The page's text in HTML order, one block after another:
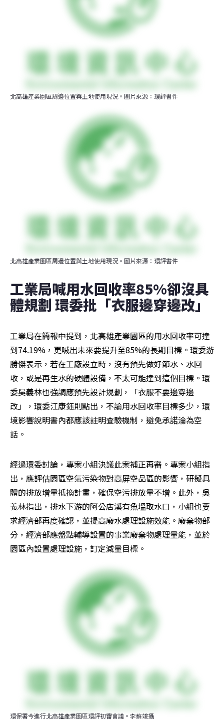
北高雄產業園區周邊位置與土地使用現況。圖片來源：環評書件
北高雄產業園區周邊位置與土地使用現況。圖片來源：環評書件
工業局喊用水回收率85%卻沒具
體規劃 環委批「衣服邊穿邊改」
工業局在簡報中提到，北高雄產業園區的用水回收率可達
到74.19%，更喊出未來要提升至85%的長期目標。環委游
勝傑表示，若在工廠設立時，沒有預先做好節水、水回
收，或是再生水的硬體設備，不太可能達到這個目標。環
委吳義林也強調應預先設計規劃，「衣服不要邊穿邊
改」，環委江康鈺則點出，不論用水回收率目標多少，環
境影響說明書內都應該註明查驗機制，避免承諾淪為空
話。
經過環委討論，專案小組決議此案補正再審。專案小組指
出，應評估園區空氣污染物對高屏空品區的影響，研擬具
體的排放增量抵換計畫，確保空污排放量不增。此外，吳
義林指出，排水下游的阿公店溪有魚塭取水口，小組也要
求經濟部再度確認，並提高廢水處理設施效能。廢棄物部
分，經濟部應盤點輔導設置的事業廢棄物處理量能，並於
園區內設置處理設施，訂定減量目標。
環保署今進行北高雄產業園區環評初審會議。李蘇竣攝